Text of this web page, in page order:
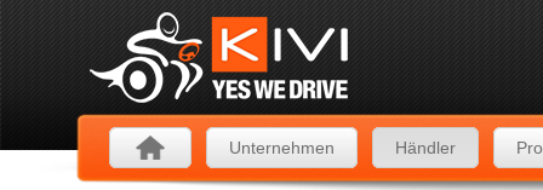
Unternehmen Händler